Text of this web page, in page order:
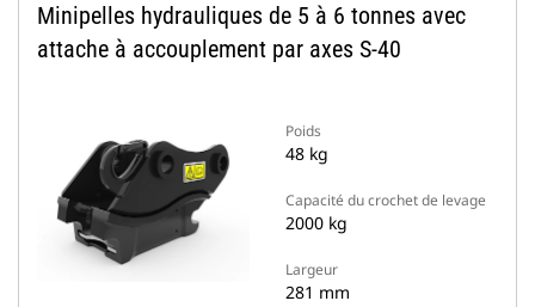
Minipelles hydrauliques de 5 à 6 tonnes avec
attache à accouplement par axes S-40
Poids
48 kg
Capacité du crochet de levage
2000 kg
Largeur
281 mm